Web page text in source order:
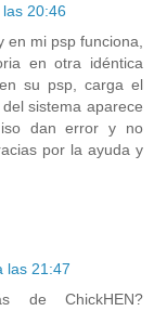
20:46
mi psp funciona,
en otra idéntica
su psp, carga el
sistema aparece
dan error y no
por la ayuda y
las 21:47
de ChickHEN?